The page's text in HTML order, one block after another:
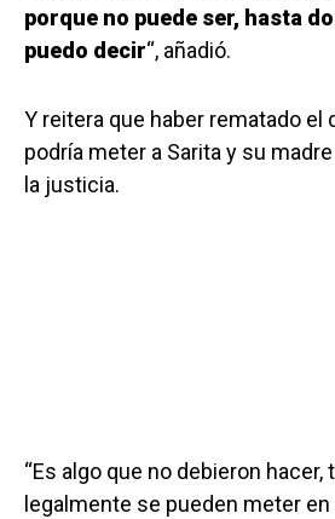
porque no puede ser, hasta
puedo decir“, añadió.
Y reitera que haber rematado el
podría meter a Sarita y su
la justicia.
“Es algo que no debieron hacer,
legalmente se pueden meter